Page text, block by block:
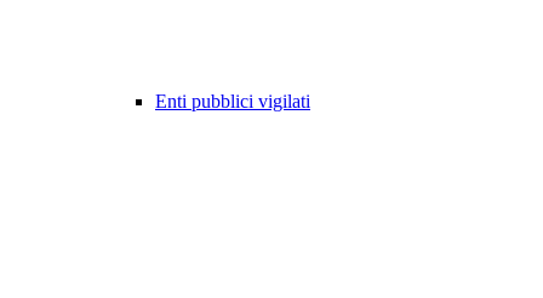
Enti pubblici vigilati